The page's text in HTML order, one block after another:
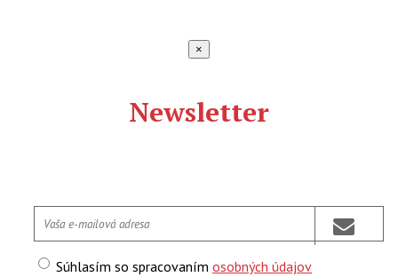
×
Newsletter
Súhlasím so spracovaním osobných údajov